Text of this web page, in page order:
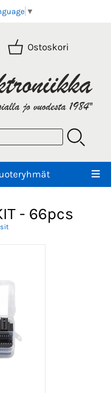
▼
Ostoskori
- 66pcs